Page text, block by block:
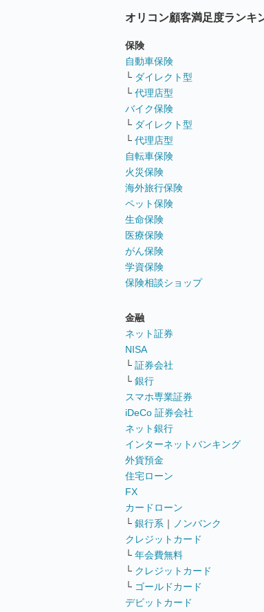
オリコン顧客満足度ランキ
保険
自動車保険
└ ダイレクト型
└ 代理店型
バイク保険
└ ダイレクト型
└ 代理店型
自転車保険
火災保険
海外旅行保険
ペット保険
生命保険
医療保険
がん保険
学資保険
保険相談ショップ
金融
ネット証券
NISA
└ 証券会社
└ 銀行
スマホ専業証券
iDeCo 証券会社
ネット銀行
インターネットバンキング
外貨預金
住宅ローン
FX
カードローン
└ 銀行系 ｜
ノンバンク
クレジットカード
└ 年会費無料
└ クレジットカード
└ ゴールドカード
デビットカード